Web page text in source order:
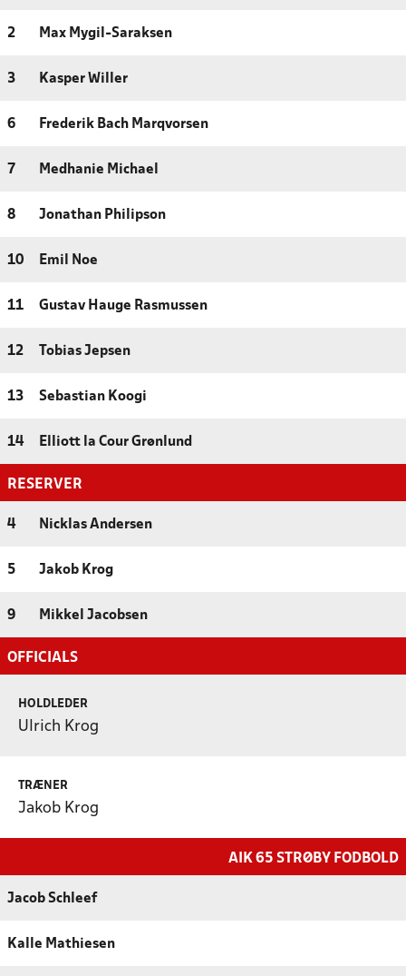
2 Max Mygil-Saraksen
3 Kasper Willer
6 Frederik Bach Marqvorsen
7 Medhanie Michael
8 Jonathan Philipson
10 Emil Noe
11 Gustav Hauge Rasmussen
12 Tobias Jepsen
13 Sebastian Koogi
14 Elliott la Cour Grønlund
RESERVER
4 Nicklas Andersen
5 Jakob Krog
9 Mikkel Jacobsen
OFFICIALS
HOLDLEDER
Ulrich Krog
TRÆNER
Jakob Krog
AIK 65 STRØBY FODBOLD
Jacob Schleef
Kalle Mathiesen